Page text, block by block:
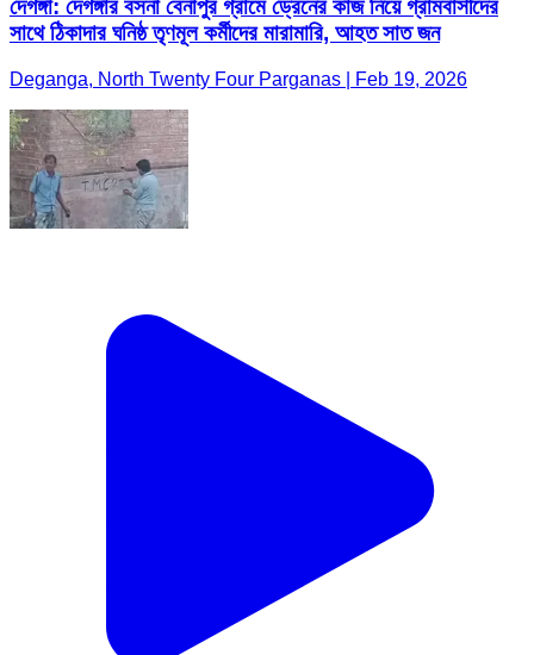
দেগঙ্গা: দেগঙ্গার বসনা বেনাপুর গ্রামে ড্রেনের কাজ নিয়ে গ্রামবাসীদের
সাথে ঠিকাদার ঘনিষ্ঠ তৃণমূল কর্মীদের মারামারি, আহত সাত জন
Deganga, North Twenty Four Parganas | Feb 19, 2026